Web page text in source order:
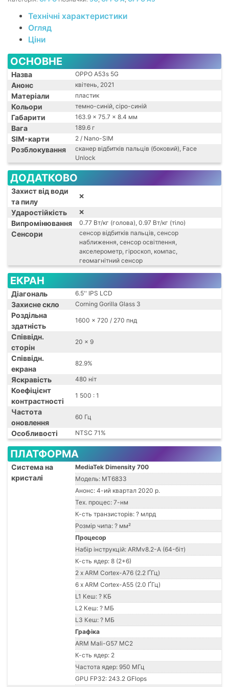
Технічні характеристики
Огляд
Ціни
ОСНОВНЕ
Назва OPPO A53s 5G
Анонс квітень, 2021
Матеріали пластик
Кольори темно-синій, сіро-синій
Габарити 163.9 x 75.7 x 8.4 мм
Вага 189.6 г
SIM-карти 2 / Nano-SIM
Розблокування
сканер відбитків пальців (боковий), Face
Unlock
ДОДАТКОВО
Захист від води
та пилу
❌
Ударостійкість ❌
Випромінювання 0.77 Вт/кг (голова), 0.97 Вт/кг (тіло)
Сенсори
сенсор відбитків пальців, сенсор
наближення, сенсор освітлення,
акселерометр, гіроскоп, компас,
геомагнітний сенсор
ЕКРАН
Діагональ 6.5'' IPS LCD
Захисне скло Corning Gorilla Glass 3
Роздільна
здатність
1600 x 720 / 270 пнд
Співвідн.
сторін
20 x 9
Співвідн.
екрана
82.9%
Яскравість 480 ніт
Коефіцієнт
контрастності
1 500 : 1
Частота
оновлення
60 Гц
Особливості NTSC 71%
ПЛАТФОРМА
Система на
кристалі
MediaTek Dimensity 700
Модель: MT6833
Анонс: 4-ий квартал 2020 р.
Тех. процес: 7-нм
К-сть транзисторів: ? млрд
Розмір чипа: ? мм²
Процесор
Набір інструкцій: ARMv8.2-A (64-біт)
К-сть ядер: 8 (2+6)
2 x ARM Cortex-A76 (2.2 ҐГц)
6 x ARM Cortex-A55 (2.0 ҐГц)
L1 Кеш: ? КБ
L2 Кеш: ? МБ
L3 Кеш: ? МБ
Графіка
ARM Mali-G57 MC2
К-сть ядер: 2
Частота ядер: 950 МГц
GPU FP32: 243.2 GFlops